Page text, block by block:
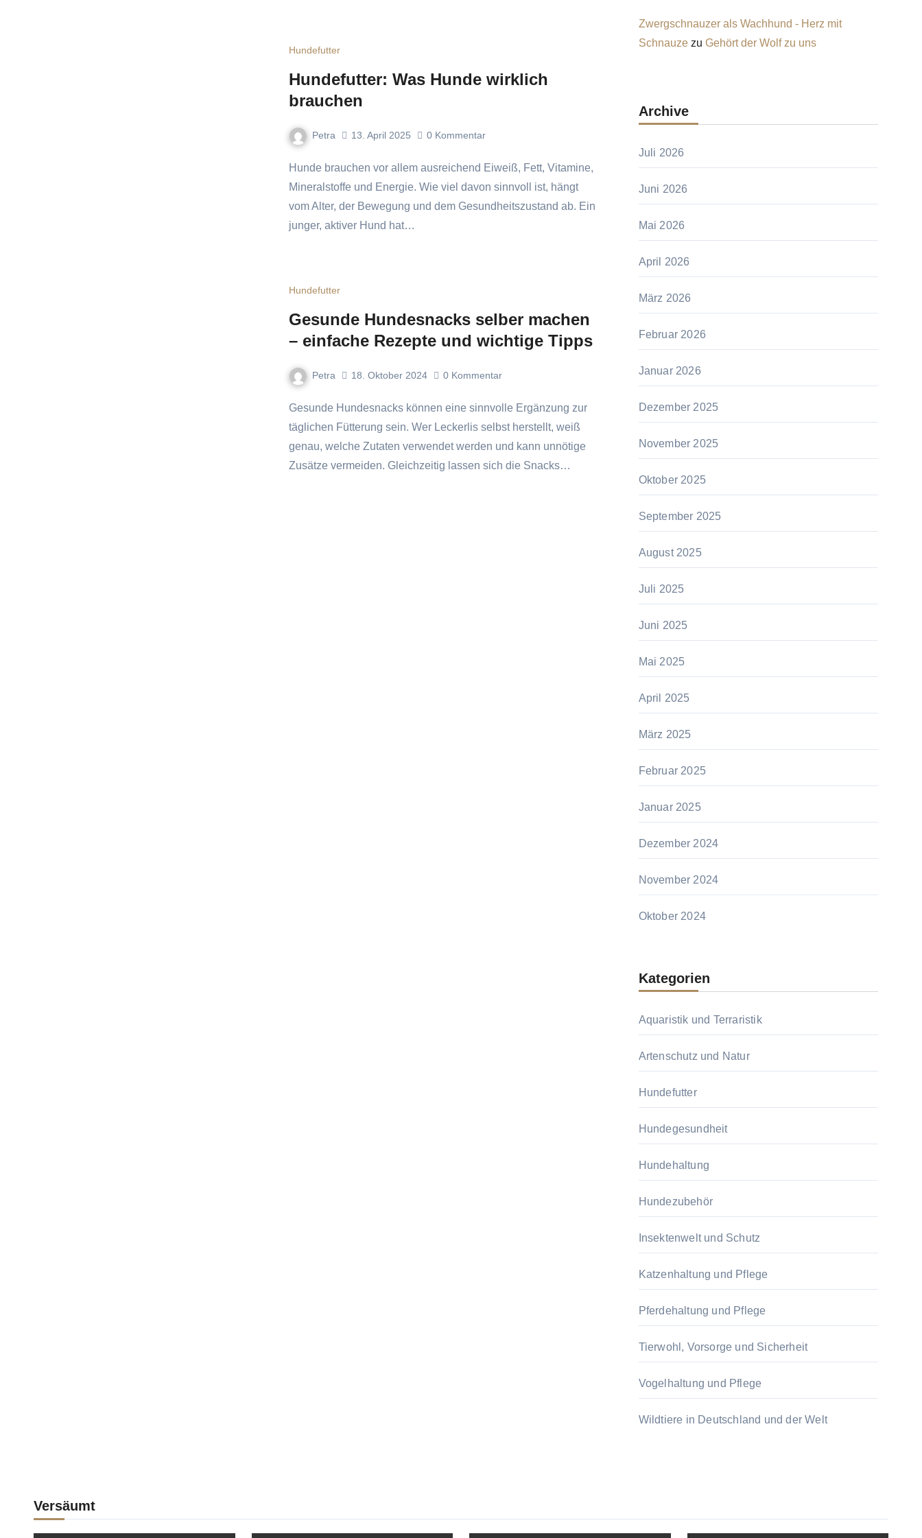
Hundefutter
Hundefutter: Was Hunde wirklich
brauchen
Petra 13. April 2025 0 Kommentar
Hunde brauchen vor allem ausreichend Eiweiß, Fett, Vitamine,
Mineralstoffe und Energie. Wie viel davon sinnvoll ist, hängt
vom Alter, der Bewegung und dem Gesundheitszustand ab. Ein
junger, aktiver Hund hat…
Hundefutter
Gesunde Hundesnacks selber machen
– einfache Rezepte und wichtige Tipps
Petra 18. Oktober 2024 0 Kommentar
Gesunde Hundesnacks können eine sinnvolle Ergänzung zur
täglichen Fütterung sein. Wer Leckerlis selbst herstellt, weiß
genau, welche Zutaten verwendet werden und kann unnötige
Zusätze vermeiden. Gleichzeitig lassen sich die Snacks…
Zwergschnauzer als Wachhund - Herz mit
Schnauzezu Gehört der Wolf zu uns
Archive
Juli 2026
Juni 2026
Mai 2026
April 2026
März 2026
Februar 2026
Januar 2026
Dezember 2025
November 2025
Oktober 2025
September 2025
August 2025
Juli 2025
Juni 2025
Mai 2025
April 2025
März 2025
Februar 2025
Januar 2025
Dezember 2024
November 2024
Oktober 2024
Kategorien
Aquaristik und Terraristik
Artenschutz und Natur
Hundefutter
Hundegesundheit
Hundehaltung
Hundezubehör
Insektenwelt und Schutz
Katzenhaltung und Pflege
Pferdehaltung und Pflege
Tierwohl, Vorsorge und Sicherheit
Vogelhaltung und Pflege
Wildtiere in Deutschland und der Welt
Versäumt